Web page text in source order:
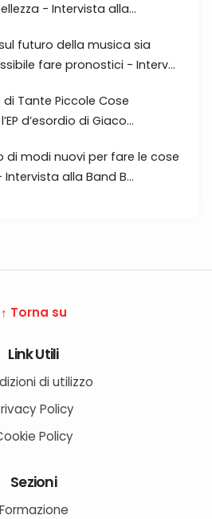
- Intervista alla...
futuro della musica sia
fare pronostici - Interv...
di Tante Piccole Cose
d’esordio di Giaco...
di modi nuovi per fare le cose
alla Band B...
↑ Torna su
Link Utili
di utilizzo
Policy
Policy
Sezioni
Formazione